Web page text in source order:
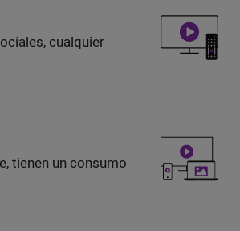
cualquier
tienen un consumo